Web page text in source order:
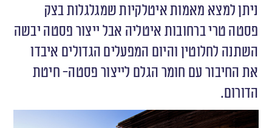
ניתן למצא מאמות איטלקיות שמגלגלות בצק
פסטה טרי ברחובות איטליה אבל ייצור פסטה יבשה
השתנה לחלוטין והיום המפעלים הגדולים איבדו
את החיבור עם חומר הגלם לייצור פסטה- חיטת
הדורום.